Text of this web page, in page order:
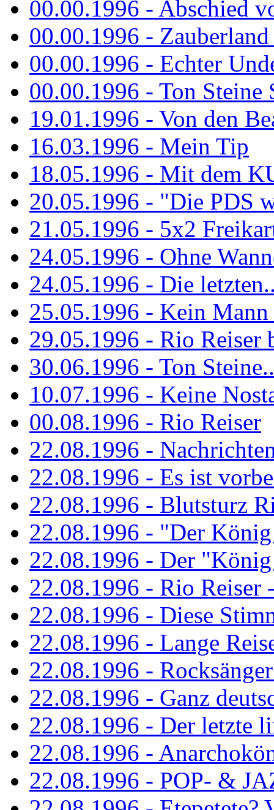
00.00.1996 - Abschied
00.00.1996 -
00.00.1996 - Echter
00.00.1996 - Ton Steine
19.01.1996 - Von den
16.03.1996 - Mein Tip
18.05.1996 - Mit dem
20.05.1996 - "Die PDS
21.05.1996 - 5x2
24.05.1996 - Ohne
24.05.1996 - Die
25.05.1996 - Kein
29.05.1996 - Rio Reiser
30.06.1996 - Ton
10.07.1996 - Keine
00.08.1996 - Rio Reiser
22.08.1996 -
22.08.1996 - Es ist
22.08.1996 - Blutsturz
22.08.1996 - "Der
22.08.1996 - Der
22.08.1996 - Rio Reiser
22.08.1996 - Diese
22.08.1996 - Lange
22.08.1996 -
22.08.1996 - Ganz
22.08.1996 - Der letzte
22.08.1996 -
22.08.1996 - POP- &